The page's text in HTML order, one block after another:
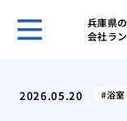
兵庫県
会社ラ
2026.05.20 浴室